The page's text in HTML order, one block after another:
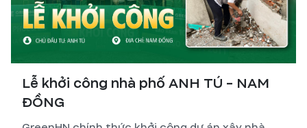
Lễ khởi công nhà phố ANH TÚ - NAM
ĐỒNG